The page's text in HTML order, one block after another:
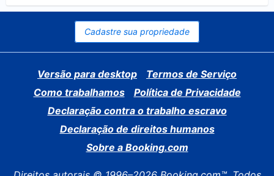
Cadastre sua propriedade
Versão para desktop
Termos de Serviço
Como trabalhamos
Política de Privacidade
Declaração contra o trabalho escravo
Declaração de direitos humanos
Sobre a Booking.com